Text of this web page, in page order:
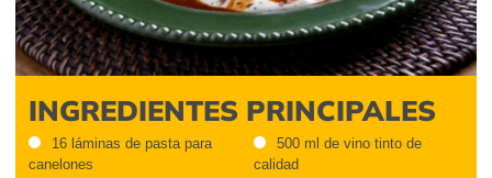
INGREDIENTES PRINCIPALES
16 láminas de pasta para
canelones
500 ml de vino tinto de
calidad